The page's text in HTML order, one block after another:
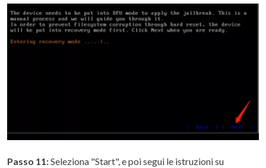
Passo 11:Seleziona "Start", e poi segui le istruzioni su